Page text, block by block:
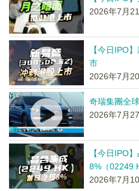
2026年7月
【今日IPO
市
2026年7月
奇瑞集團全
2026年7月
【今日IPO
8%（
2026年7月